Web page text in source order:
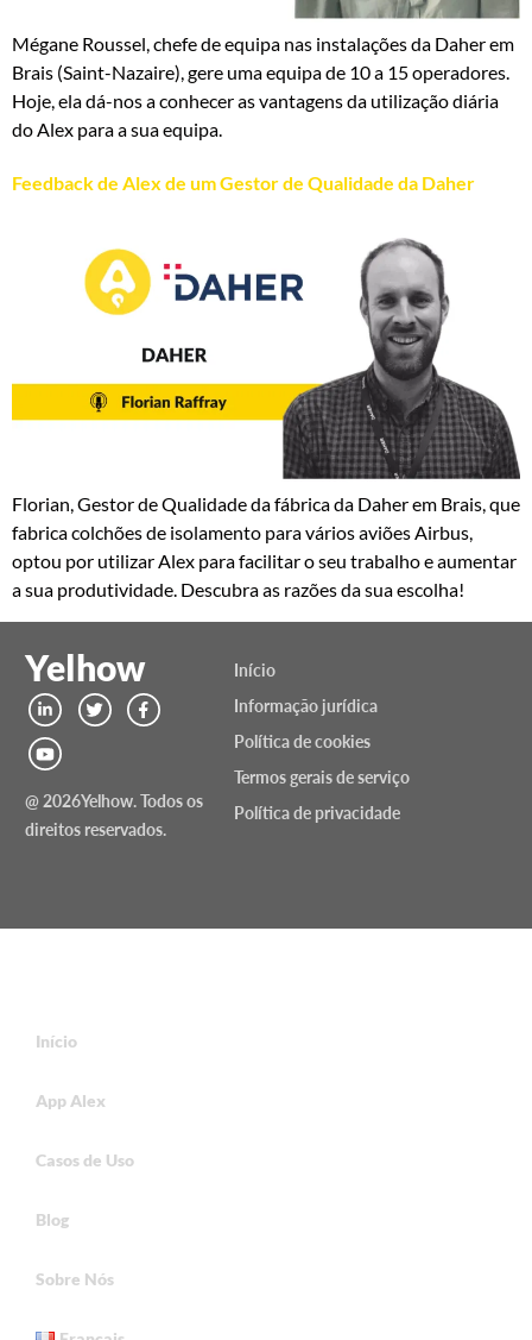
Mégane Roussel, chefe de equipa nas instalações da Daher em
Brais (Saint-Nazaire), gere uma equipa de 10 a 15 operadores.
Hoje, ela dá-nos a conhecer as vantagens da utilização diária
do Alex para a sua equipa.
Feedback de Alex de um Gestor de Qualidade da Daher
Florian, Gestor de Qualidade da fábrica da Daher em Brais, que
fabrica colchões de isolamento para vários aviões Airbus,
optou por utilizar Alex para facilitar o seu trabalho e aumentar
a sua produtividade. Descubra as razões da sua escolha!
Yelhow
@ 2026Yelhow. Todos os
direitos reservados.
Início
Informação jurídica
Política de cookies
Termos gerais de serviço
Política de privacidade
Início
App Alex
Casos de Uso
Blog
Sobre Nós